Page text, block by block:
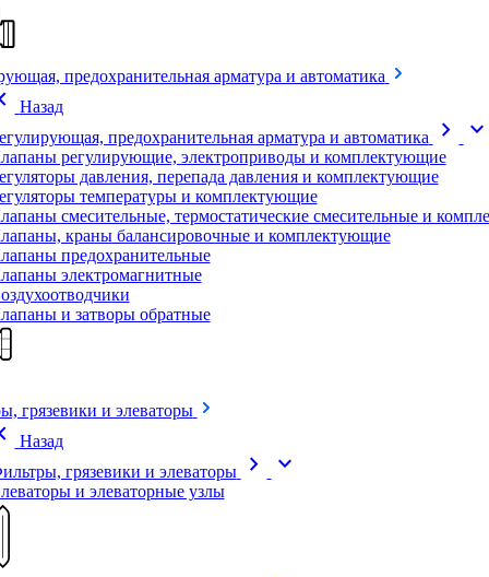
предохранительная арматура и автоматика
Назад
предохранительная арматура и автоматика
chevron_right expand_more
регулирующие, электроприводы и комплектующие
давления, перепада давления и комплектующие
температуры и комплектующие
смесительные, термостатические смесительные и
краны балансировочные и комплектующие
предохранительные
электромагнитные
и затворы обратные
грязевики и элеваторы
Назад
грязевики и элеваторы
chevron_right expand_more
и элеваторные узлы